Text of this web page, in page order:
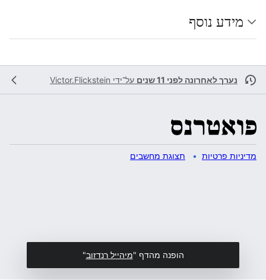
מידע נוסף
נערך לאחרונה לפני 11 שנים על־ידי Victor.Flickstein
מדיניות פרטיות תצוגת מחשבים
הופנה מהדף "מיהייל רנדזוב"